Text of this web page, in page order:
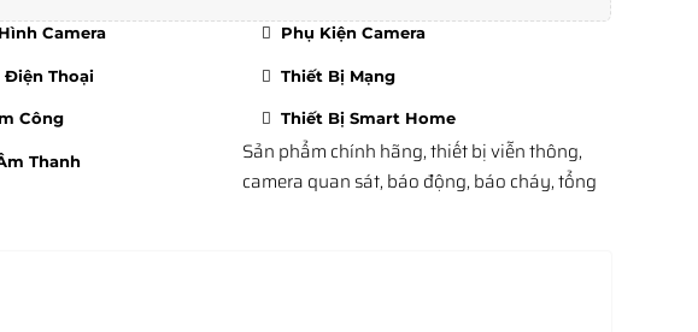
Camera Phụ Kiện Camera
Điện Thoại Thiết Bị Mạng
Công Thiết Bị Smart Home
Thanh
Sản phẩm chính hãng, thiết bị viễn thông,
camera quan sát, báo động, báo cháy, tổng